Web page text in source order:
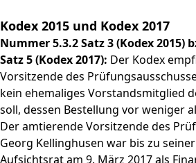
Kodex 2015 und Kodex 2017
Nummer 5.3.2 Satz 3 (Kodex 2015)
Satz 5 (Kodex 2017): Der Kodex
Vorsitzende des
kein ehemaliges Vorstandsmitglied
soll, dessen Bestellung vor weniger
Der amtierende Vorsitzende des
Georg Kellinghusen war bis zu
Aufsichtsrat am 9. März 2017 als